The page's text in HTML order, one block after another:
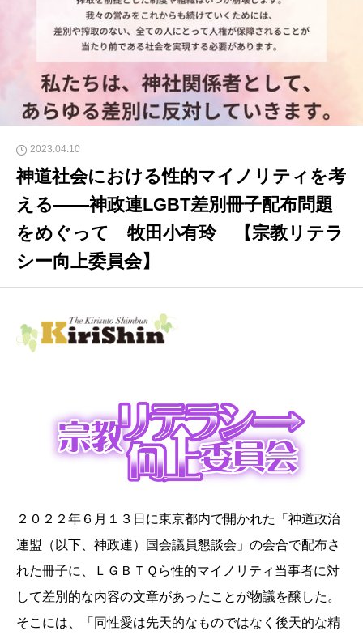
2023.04.10
神道社会における性的マイノリティを考
える――神政連LGBT差別冊子配布問題
をめぐって 牧田小有玲 【宗教リテラ
シー向上委員会】
２０２２年６月１３日に東京都内で開かれた「神道政治
連盟（以下、神政連）国会議員懇談会」の会合で配布さ
れた冊子に、ＬＧＢＴＱら性的マイノリティ当事者に対
して差別的な内容の文章があったことが物議を醸した。
そこには、「同性愛は先天的なものではなく後天的な精